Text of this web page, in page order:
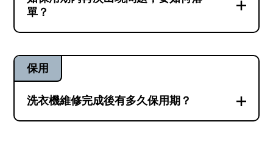
單？
致電23604000，或WhatsApp到66002236即
可立即安排。事實上，由你首次聯絡兵團開
始，兵團的客戶管理系統就會將你的稱呼、
保用
洗衣機維修完成後有多久保用期？